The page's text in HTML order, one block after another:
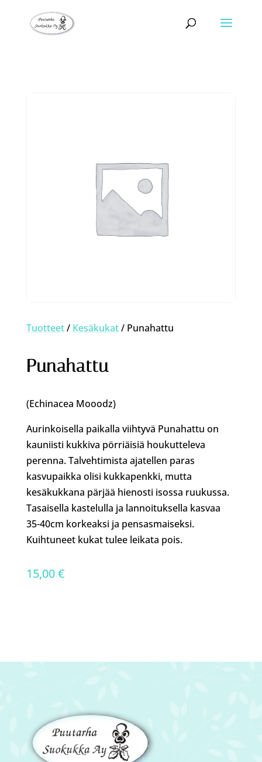
Tuotteet/ Kesäkukat/ Punahattu
Punahattu
(Echinacea Mooodz)
Aurinkoisella paikalla viihtyvä Punahattu on
kauniisti kukkiva pörriäisiä houkutteleva
perenna. Talvehtimista ajatellen paras
kasvupaikka olisi kukkapenkki, mutta
kesäkukkana pärjää hienosti isossa ruukussa.
Tasaisella kastelulla ja lannoituksella kasvaa
35-40cm korkeaksi ja pensasmaiseksi.
Kuihtuneet kukat tulee leikata pois.
15,00€